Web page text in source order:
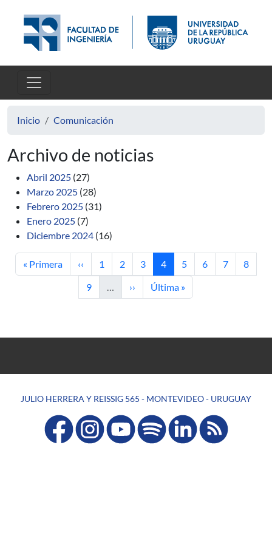
Inicio Comunicación
Archivo de noticias
Abril 2025 (27)
Marzo 2025 (28)
Febrero 2025 (31)
Enero 2025 (7)
Diciembre 2024 (16)
Primera página
« Primera Página anterior
‹‹ Página
1 Página
2 Página
3 Página actual
4 Página
5 Página
6 Página
7 Página
8
Página
9 … Siguiente página
›› Última página
Última »
JULIO HERRERA Y REISSIG 565 - MONTEVIDEO - URUGUAY